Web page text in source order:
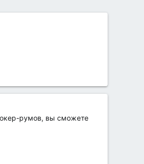
румов, вы сможете